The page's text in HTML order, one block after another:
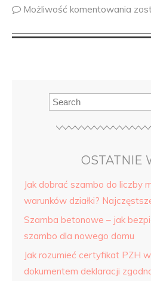
Możliwość komentowania
OSTATNIE
Jak dobrać szambo do liczby
warunków działki?
Szamba betonowe – jak
szambo dla nowego domu
Jak rozumieć certyfikat PZH
dokumentem deklaracji